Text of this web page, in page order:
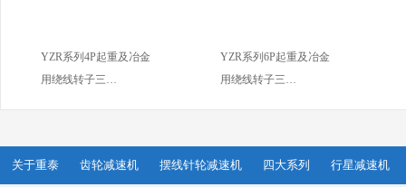
YZR系列4P起重及冶金
用绕线转子三…
YZR系列6P起重及冶金
用绕线转子三…
关于重泰 齿轮减速机 摆线针轮减速机 四大系列 行星减速机